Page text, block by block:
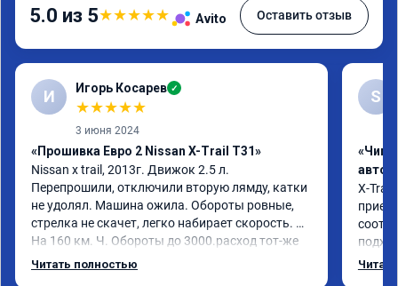
5.0 из 5★★★★★ Avito Оставить отзыв
И Игорь Косарев ✓
★★★★★
3 июня 2024
«Прошивка Евро 2 Nissan X-Trail T31»
Nissan x trаil, 2013г. Движок 2.5 л.
Перепрошили, отключили вторую лямду, катки
не удолял. Машина ожила. Обороты ровные,
стрелка не скачет, легко набирает скорость.
На 160 км. Ч. Обороты до 3000.расход тот-же
без изменения 12л. Услугой доволен.
Читать полностью
S
«Чип
X-Trail